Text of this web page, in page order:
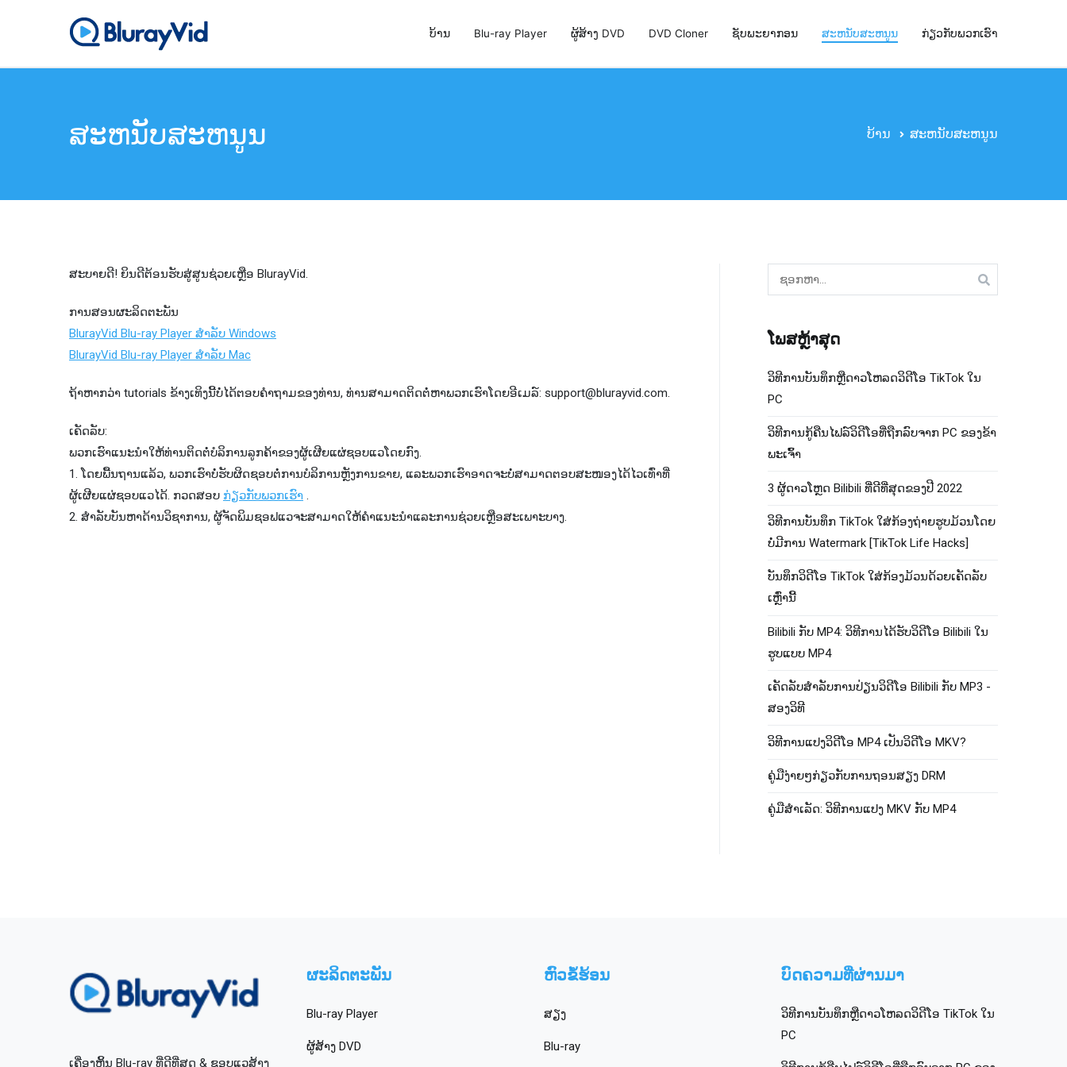
ບ້ານ Blu-ray Player ຜູ້ສ້າງ DVD DVD Cloner ຊັບພະຍາກອນ ສະຫນັບສະຫນູນ ກ່ຽວກັບພວກເຮົາ
ສະຫນັບສະຫນູນ ບ້ານ ສະຫນັບສະຫນູນ
ສະບາຍດີ! ຍິນດີຕ້ອນຮັບສູ່ສູນຊ່ວຍເຫຼືອ BlurayVid.
ການສອນຜະລິດຕະພັນ
BlurayVid Blu-ray Player ສໍາລັບ Windows
BlurayVid Blu-ray Player ສໍາລັບ Mac
ຖ້າ​ຫາກ​ວ່າ tutorials ຂ້າງ​ເທິງ​ນີ້​ບໍ່​ໄດ້​ຕອບ​ຄໍາ​ຖາມ​ຂອງ​ທ່ານ​, ທ່ານ​ສາ​ມາດ​ຕິດ​ຕໍ່​ຫາ​ພວກ​ເຮົາ​ໂດຍ​ອີ​ເມລ​໌​: support@blurayvid.com​.
ເຄັດລັບ:
ພວກເຮົາແນະນຳໃຫ້ທ່ານຕິດຕໍ່ບໍລິການລູກຄ້າຂອງຜູ້ເຜີຍແຜ່ຊອບແວໂດຍກົງ.
1. ໂດຍພື້ນຖານແລ້ວ, ພວກເຮົາບໍ່ຮັບຜິດຊອບຕໍ່ການບໍລິການຫຼັງການຂາຍ, ແລະພວກເຮົາອາດຈະບໍ່ສາມາດຕອບສະໜອງໄດ້ໄວເທົ່າທີ່
ຜູ້ເຜີຍແຜ່ຊອບແວໄດ້. ກວດສອບ ກ່ຽວກັບພວກເຮົາ .
2. ສໍາລັບບັນຫາດ້ານວິຊາການ, ຜູ້ຈັດພິມຊອຟແວຈະສາມາດໃຫ້ຄໍາແນະນໍາແລະການຊ່ວຍເຫຼືອສະເພາະບາງ.
ຊອກ
ຫາ:
ໂພສຫຼ້າສຸດ
ວິທີການບັນທຶກຫຼືດາວໂຫລດວິດີໂອ TikTok ໃນ
PC
ວິ​ທີ​ການ​ກູ້​ຄືນ​ໄຟລ​໌​ວິ​ດີ​ໂອ​ທີ່​ຖືກ​ລົບ​ຈາກ PC ຂອງ​ຂ້າ​
ພະ​ເຈົ້າ​
3 ຜູ້ດາວໂຫຼດ Bilibili ທີ່ດີທີ່ສຸດຂອງປີ 2022
ວິທີການບັນທຶກ TikTok ໃສ່ກ້ອງຖ່າຍຮູບມ້ວນໂດຍ
ບໍ່ມີການ Watermark [TikTok Life Hacks]
ບັນທຶກວິດີໂອ TikTok ໃສ່ກ້ອງມ້ວນດ້ວຍເຄັດລັບ
ເຫຼົ່ານີ້
Bilibili ກັບ MP4​: ວິ​ທີ​ການ​ໄດ້​ຮັບ​ວິ​ດີ​ໂອ Bilibili ໃນ​
ຮູບ​ແບບ MP4​
ເຄັດ​ລັບ​ສໍາ​ລັບ​ການ​ປ່ຽນ​ວິ​ດີ​ໂອ Bilibili ກັບ MP3 -
ສອງ​ວິ​ທີ​
ວິ​ທີ​ການ​ແປງ​ວິ​ດີ​ໂອ MP4 ເປັນ​ວິ​ດີ​ໂອ MKV​?
ຄູ່ມືງ່າຍໆກ່ຽວກັບການຖອນສຽງ DRM
ຄູ່​ມື​ສໍາ​ເລັດ​: ວິ​ທີ​ການ​ແປງ MKV ກັບ MP4​
ເຄື່ອງຫຼິ້ນ Blu-ray ທີ່ດີທີ່ສຸດ & ຊອບແວສ້າງ
ຜະລິດຕະພັນ
Blu-ray Player
ຜູ້ສ້າງ DVD
ຫົວຂໍ້ຮ້ອນ
ສຽງ
Blu-ray
ບົດຄວາມທີ່ຜ່ານມາ
ວິທີການບັນທຶກຫຼືດາວໂຫລດວິດີໂອ TikTok ໃນ
PC